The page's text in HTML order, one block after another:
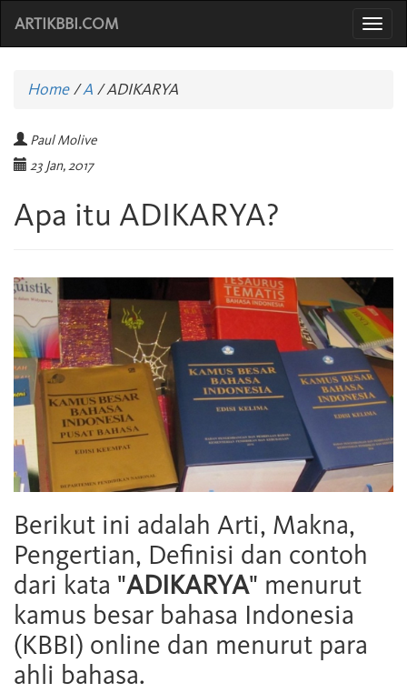
ARTIKBBI.COM
Home/A /ADIKARYA
Paul Molive
23 Jan, 2017
Apa itu ADIKARYA?
Berikut ini adalah Arti, Makna,
Pengertian, Definisi dan contoh
dari kata "ADIKARYA" menurut
kamus besar bahasa Indonesia
(KBBI) online dan menurut para
ahli bahasa.